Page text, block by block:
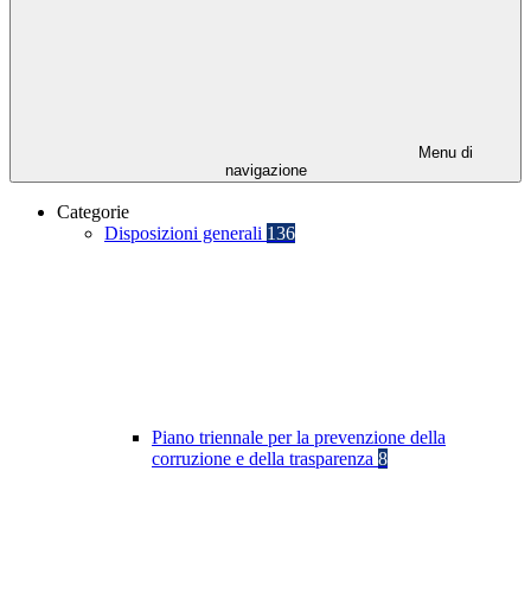
Menu di
navigazione
Categorie
Disposizioni generali 136
Piano triennale per la prevenzione della
corruzione e della trasparenza 8